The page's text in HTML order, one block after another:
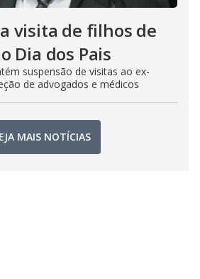
visita de filhos de
Dia dos Pais
suspensão de visitas ao ex-
de advogados e médicos
MAIS NOTÍCIAS